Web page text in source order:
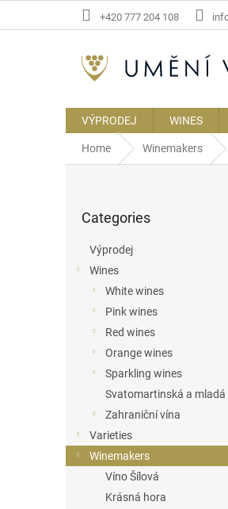
+420 777 204 108
VÝPRODEJ WINES
Home Winemakers
categories
Categories
Výprodej
Wines
White wines
Pink wines
Red wines
Orange wines
Sparkling wines
Svatomartinská a mladá
Zahraniční vína
Varieties
Winemakers
Víno Šílová
Krásná hora